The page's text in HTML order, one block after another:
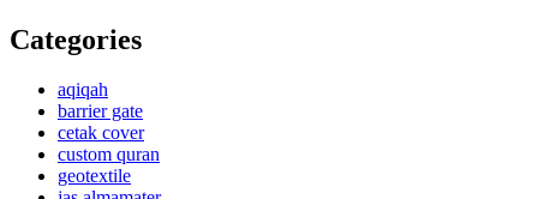
Categories
aqiqah
barrier gate
cetak cover
custom quran
geotextile